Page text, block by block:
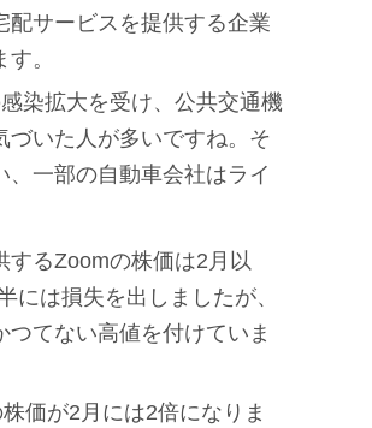
配サービスを提供する企業
。
染拡大を受け、公共交通機
づいた人が多いですね。そ
一部の自動車会社はライ
するZoomの株価は2月以
には損失を出しましたが、
てない高値を付けていま
価が2月には2倍になりま